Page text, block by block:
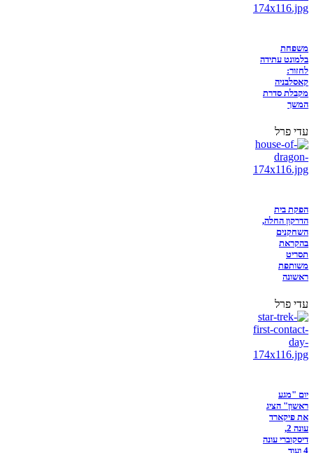
משפחת
בלמונט עתידה
לחזור:
קאסלבניה
מקבלת סדרת
המשך
עדי פרל
הפקת בית
הדרקון החלה,
השחקנים
בהקראת
תסריט
משותפת
ראשונה
עדי פרל
יום "מגע
ראשון" הציג
את פיקארד
עונה 2,
דיסקוברי עונה
4 ועוד